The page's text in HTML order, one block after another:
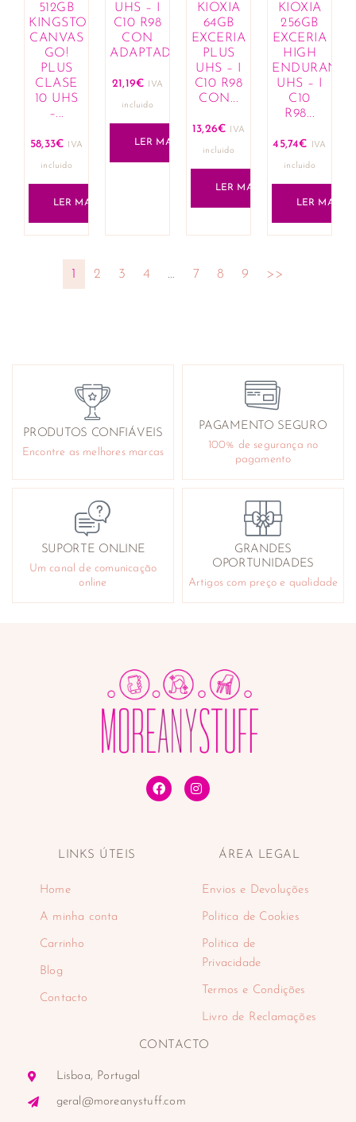
512GB
KINGSTON
CANVAS
GO!
PLUS
CLASE
10 UHS
–...
58,33€ IVA
incluido
LER MAIS
UHS – I
C10 R98
CON
ADAPTADOR
21,19€ IVA
incluido
LER MAIS
KIOXIA
64GB
EXCERIA
PLUS
UHS – I
C10 R98
CON...
13,26€ IVA
incluido
LER MAIS
KIOXIA
256GB
EXCERIA
HIGH
ENDURANCE
UHS – I
C10
R98...
45,74€ IVA
incluido
LER MAIS
1 2 3 4 … 7 8 9 >>
PRODUTOS CONFIÁVEIS
Encontre as melhores marcas
PAGAMENTO SEGURO
100% de segurança no
pagamento
SUPORTE ONLINE
Um canal de comunicação
online
GRANDES
OPORTUNIDADES
Artigos com preço e qualidade
LINKS ÚTEIS
Home
A minha conta
Carrinho
Blog
Contacto
ÁREA LEGAL
Envios e Devoluções
Politica de Cookies
Politica de
Privacidade
Termos e Condições
Livro de Reclamações
CONTACTO
Lisboa, Portugal
geral@moreanystuff.com